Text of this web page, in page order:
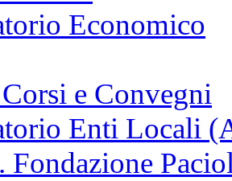
Economico
e Convegni
Enti Locali
Fondazione